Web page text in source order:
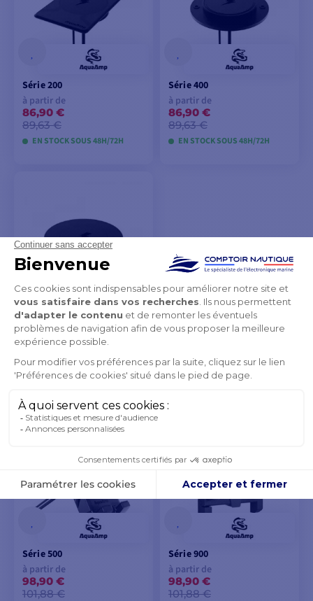
Série 200
à partir de
86,90 €
89,63 €
EN STOCK SOUS 48H/72H
Série 400
à partir de
86,90 €
89,63 €
EN STOCK SOUS 48H/72H
Série 300
à partir de
86,90 €
89,63 €
EN STOCK SOUS 48H/72H
VOIR LES MODÈLES
Série 500
à partir de
98,90 €
101,88 €
Série 900
à partir de
98,90 €
101,88 €